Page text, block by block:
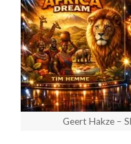
Geert Hakze –